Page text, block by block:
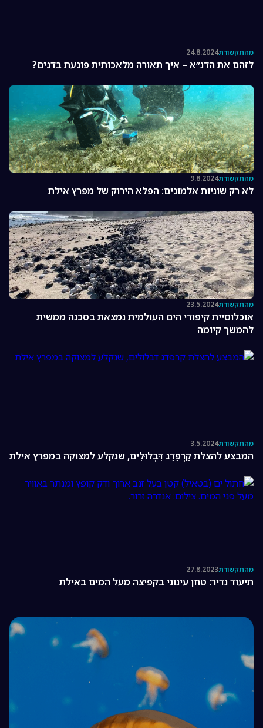
מהתקשורת24.8.2024
לזהם את הדנ״א – איך תאורה מלאכותית פוגעת בדגים?
מהתקשורת9.8.2024
לא רק שוניות אלמוגים: הפלא הירוק של מפרץ אילת
מהתקשורת23.5.2024
אוכלוסיית קיפודי הים העולמית נמצאת בסכנה ממשית
להמשך קיומה
מהתקשורת3.5.2024
המבצע להצלת קַרְפַּדַּג דִּבְלוּלִים, שנקלע למצוקה במפרץ אילת
מהתקשורת27.8.2023
תיעוד נדיר: טחן עינוני בקפיצה מעל המים באילת